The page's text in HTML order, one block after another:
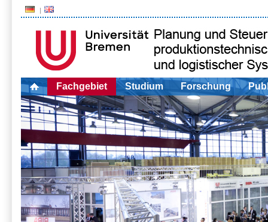
Fachgebiet Studium Forschung